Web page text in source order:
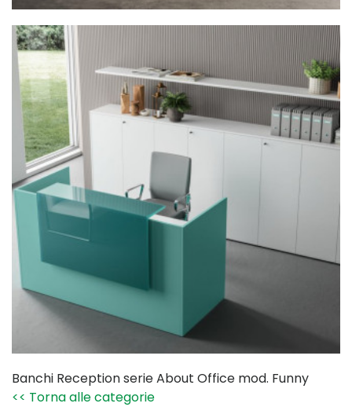
Banchi Reception serie About Office mod. Funny
<< Torna alle categorie